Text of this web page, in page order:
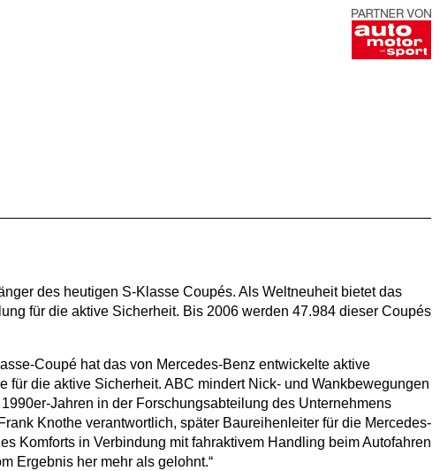
des heutigen S-Klasse Coupés. Als Weltneuheit bietet das
für die aktive Sicherheit. Bis 2006 werden 47.984 dieser Coupés
Coupé hat das von Mercedes-Benz entwickelte aktive
für die aktive Sicherheit. ABC mindert Nick- und Wankbewegungen
Jahren in der Forschungsabteilung des Unternehmens
Knothe verantwortlich, später Baureihenleiter für die Mercedes-
Komforts in Verbindung mit fahraktivem Handling beim Autofahren
Ergebnis her mehr als gelohnt.“